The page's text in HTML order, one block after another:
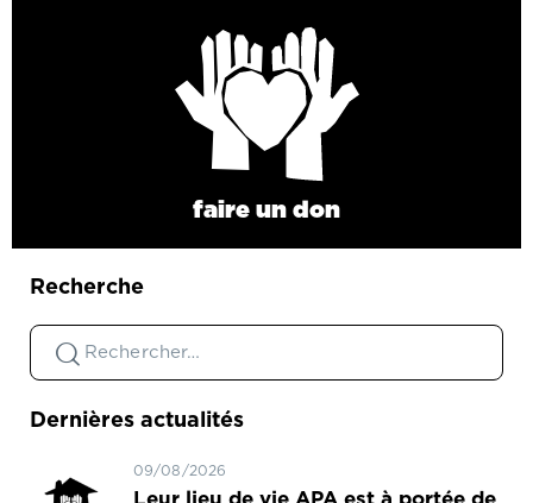
faire un don
Recherche
Dernières actualités
09/08/2026
Leur lieu de vie APA est à portée de